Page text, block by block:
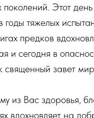
поколений. Этот
годы тяжелых
предков
и сегодня в
священный завет
из Вас здоровья,
вдохновляет на